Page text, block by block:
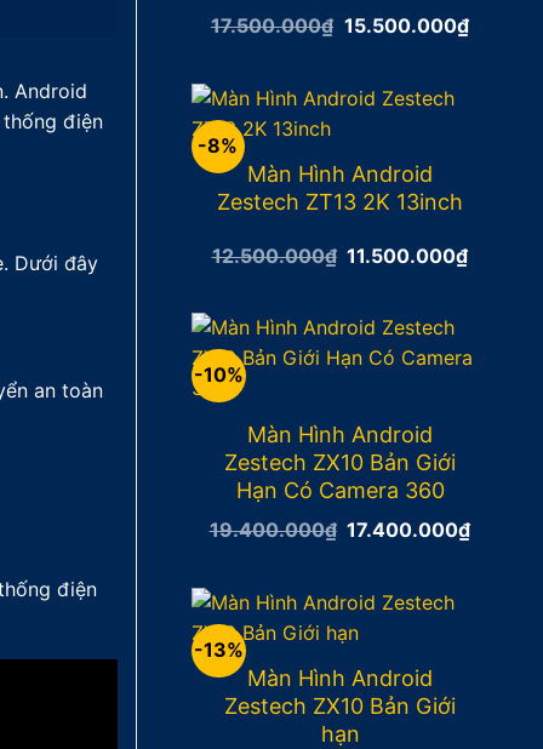
Android
điện
Dưới đây
an toàn
điện
17.500.000₫ Giá
15.500.000₫Giá
hiện
-8%
Màn Hình Android
Zestech ZT13 2K 13inch
12.500.000₫ Giá
11.500.000₫Giá
-10%
Màn Hình Android
Zestech ZX10 Bản Giới
Hạn Có Camera 360
19.400.000₫ Giá
17.400.000₫Giá
-13%
Màn Hình Android
Zestech ZX10 Bản Giới
hạn